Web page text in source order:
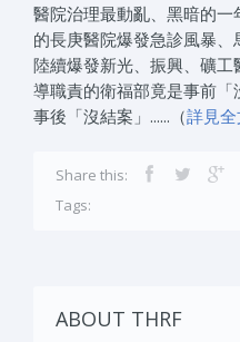
醫院治理最動亂、黑暗的
的長庚醫院爆發急診風暴
陸續爆發新光、振興、礦
導職責的衛福部竟是事前「
事後「沒結案」......（詳見全
Share this:
Tags:
ABOUT THRF